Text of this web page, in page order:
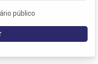
público